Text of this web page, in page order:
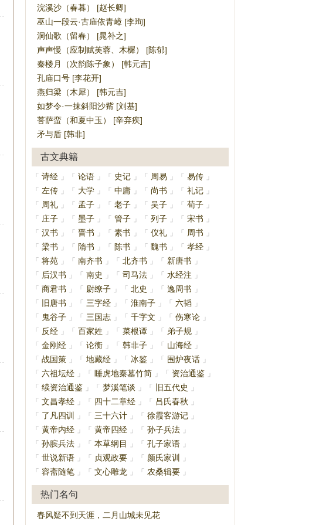
浣溪沙（春暮） [赵长卿]
巫山一段云·古庙依青嶂 [李珣]
洞仙歌（留春） [晁补之]
声声慢（应制赋芙蓉、木樨） [陈郁]
秦楼月（次韵陈子象） [韩元吉]
孔庙口号 [李花开]
燕归梁（木犀） [韩元吉]
如梦令·一抹斜阳沙觜 [刘基]
菩萨蛮（和夏中玉） [辛弃疾]
矛与盾 [韩非]
古文典籍
「 诗经 」 「 论语 」 「 史记 」 「 周易 」 「 易传 」
「
左传 」 「 大学 」 「 中庸 」 「 尚书 」 「 礼记 」
「
周礼 」 「 孟子 」 「 老子 」 「 吴子 」 「 荀子 」
「
庄子 」 「 墨子 」 「 管子 」 「 列子 」 「 宋书
」
「 汉书 」 「 晋书 」 「 素书 」 「 仪礼 」 「 周书
」
「 梁书 」 「 隋书 」 「 陈书 」 「 魏书 」 「 孝经 」
「 将苑 」 「 南齐书 」 「 北齐书 」 「 新唐书
」
「
后汉书 」 「 南史 」 「 司马法 」 「 水经注
」
「 商君书 」 「 尉缭子 」 「 北史 」 「 逸周书
」
「
旧唐书 」 「 三字经 」 「 淮南子 」 「 六韬 」
「
鬼谷子 」 「 三国志 」 「 千字文 」 「 伤寒论 」
「
反经 」 「 百家姓 」 「 菜根谭 」 「 弟子规 」
「 金刚经 」 「 论衡 」 「 韩非子 」 「 山海经 」
「 战国策 」 「 地藏经 」 「 冰鉴 」 「 围炉夜话 」
「 六祖坛经 」 「 睡虎地秦墓竹简 」 「 资治通鉴 」
「 续资治通鉴 」 「 梦溪笔谈 」 「 旧五代史
」
「 文昌孝经 」 「 四十二章经 」 「 吕氏春秋
」
「
了凡四训 」 「 三十六计 」 「 徐霞客游记 」
「 黄帝内经 」 「 黄帝四经 」 「 孙子兵法 」
「 孙膑兵法 」 「 本草纲目 」 「 孔子家语 」
「 世说新语 」 「 贞观政要 」 「 颜氏家训
」
「 容斋随笔 」 「 文心雕龙 」 「 农桑辑要 」
热门名句
春风疑不到天涯，二月山城未见花